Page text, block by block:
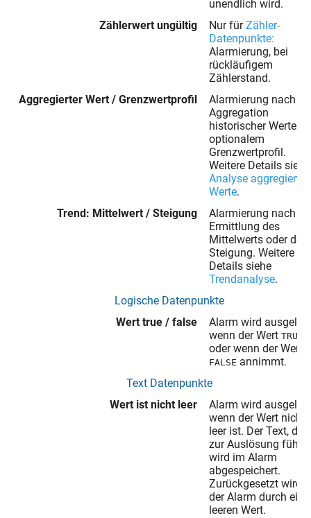
unendlich wird.
Zählerwert ungültig
Nur fürZähler-
Datenpunkte:
Alarmierung, bei
rückläufigem
Zählerstand.
Aggregierter Wert / Grenzwertprofil
Alarmierung nach
Aggregation
historischer Werte
optionalem
Grenzwertprofil.
Weitere Details siehe
Analyse aggregierter
Werte.
Trend: Mittelwert / Steigung
Alarmierung nach
Ermittlung des
Mittelwerts oder der
Steigung. Weitere
Details siehe
Trendanalyse.
Logische Datenpunkte
Wert true / false
Alarm wird
wenn der Wert TRUE
oder wenn der Wert
FALSE annimmt.
Text Datenpunkte
Wert ist nicht leer
Alarm wird
wenn der Wert nicht
leer ist. Der Text, der
zur Auslösung
wird im Alarm
abgespeichert.
Zurückgesetzt wird
der Alarm durch
leeren Wert.